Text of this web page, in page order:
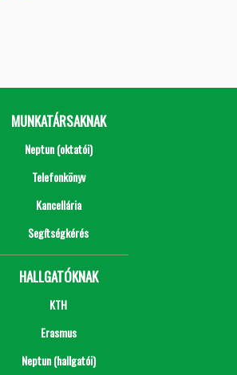
MUNKATÁRSAKNAK
Neptun (oktatói)
Telefonkönyv
Kancellária
Segítségkérés
HALLGATÓKNAK
KTH
Erasmus
Neptun (hallgatói)